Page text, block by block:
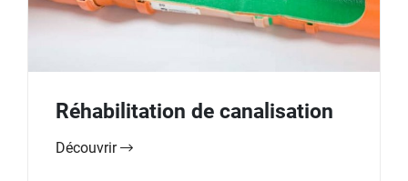
Réhabilitation de canalisation
Découvrir